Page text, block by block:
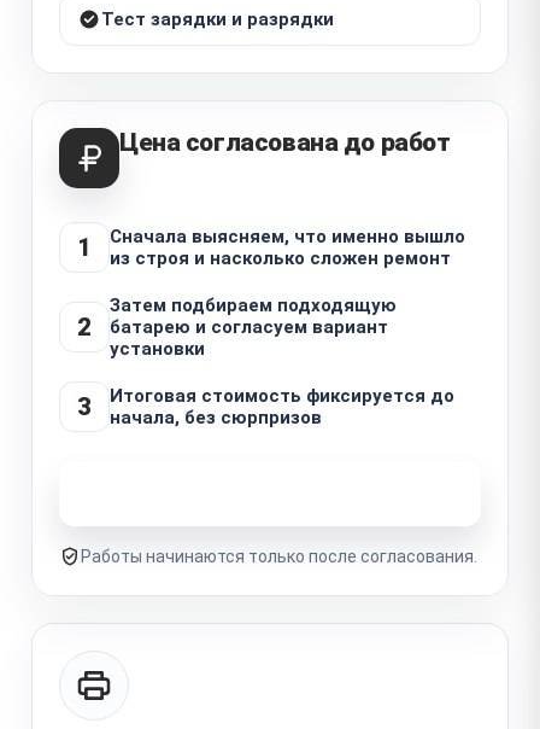
Тест зарядки и разрядки
Цена согласована до работ
1
Сначала выясняем, что именно вышло
из строя и насколько сложен ремонт
2
Затем подбираем подходящую
батарею и согласуем вариант
установки
3
Итоговая стоимость фиксируется до
начала, без сюрпризов
Работы начинаются только после согласования.